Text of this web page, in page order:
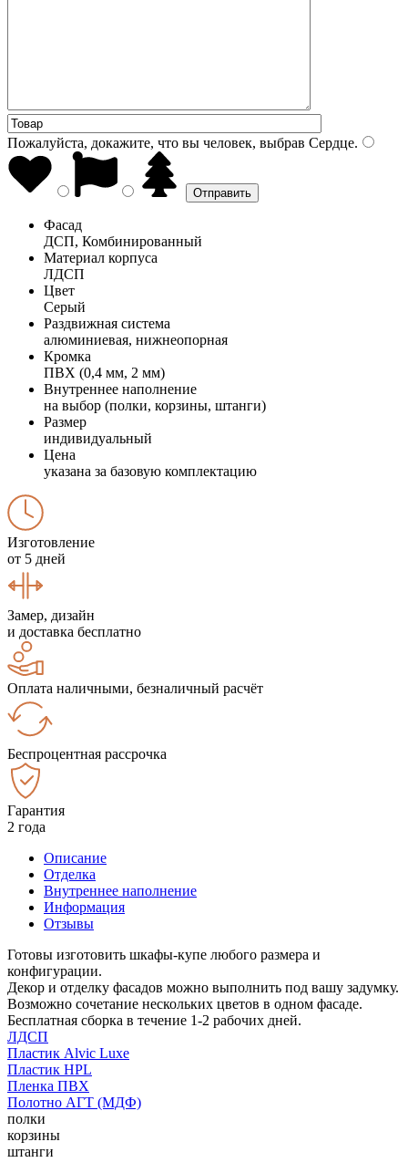
Пожалуйста, докажите, что вы человек, выбрав Сердце.
Фасад
ДСП, Комбинированный
Материал корпуса
ЛДСП
Цвет
Серый
Раздвижная система
алюминиевая, нижнеопорная
Кромка
ПВХ (0,4 мм, 2 мм)
Внутреннее наполнение
на выбор (полки, корзины, штанги)
Размер
индивидуальный
Цена
указана за базовую комплектацию
Изготовление
от 5 дней
Замер, дизайн
и доставка бесплатно
Оплата наличными, безналичный расчёт
Беспроцентная рассрочка
Гарантия
2 года
Описание
Отделка
Внутреннее наполнение
Информация
Отзывы
Готовы изготовить шкафы-купе любого размера и
конфигурации.
Декор и отделку фасадов можно выполнить под вашу задумку.
Возможно сочетание нескольких цветов в одном фасаде.
Бесплатная сборка в течение 1-2 рабочих дней.
ЛДСП
Пластик Alvic Luxe
Пластик HPL
Пленка ПВХ
Полотно АГТ (МДФ)
полки
корзины
штанги